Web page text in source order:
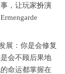
，让玩家扮演
展：你是会修复
会不顾后果地
命运都掌握在